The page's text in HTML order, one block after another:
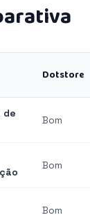
Dotstore
de
Bom
Bom
Bom